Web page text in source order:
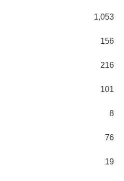
1,053
156
216
101
8
76
19